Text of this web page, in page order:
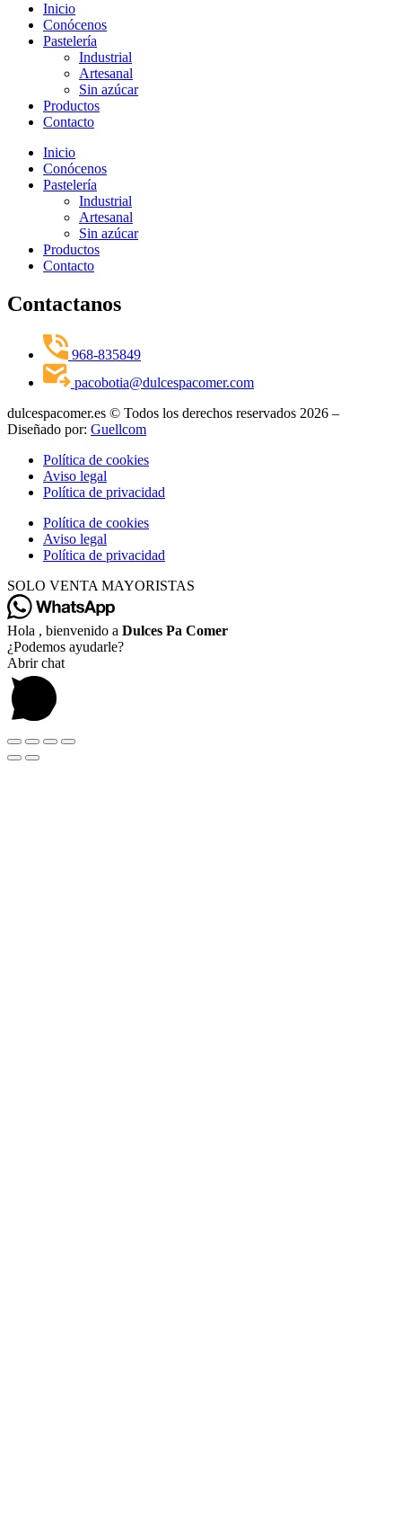
Inicio
Conócenos
Pastelería
Industrial
Artesanal
Sin azúcar
Productos
Contacto
Inicio
Conócenos
Pastelería
Industrial
Artesanal
Sin azúcar
Productos
Contacto
Contactanos
968-835849
pacobotia@dulcespacomer.com
dulcespacomer.es © Todos los derechos reservados 2026 –
Diseñado por: Guellcom
Política de cookies
Aviso legal
Política de privacidad
Política de cookies
Aviso legal
Política de privacidad
SOLO VENTA MAYORISTAS
Hola , bienvenido a Dulces Pa Comer
¿Podemos ayudarle?
Abrir chat